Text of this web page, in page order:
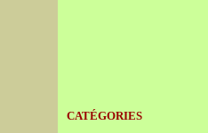
CATÉGORIES